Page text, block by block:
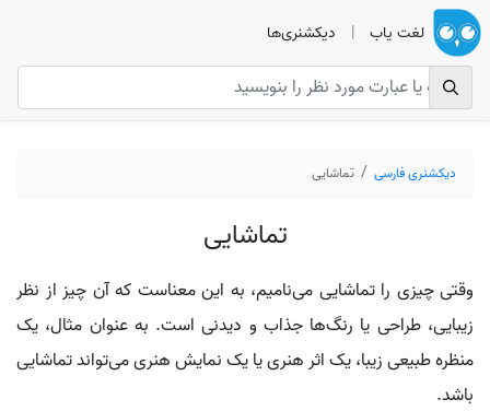
لغت یاب | دیکشنری‌ها
دیکشنری فارسی تماشایی
تماشایی
وقتی چیزی را تماشایی می‌نامیم، به این معناست که آن چیز از نظر
زیبایی، طراحی یا رنگ‌ها جذاب و دیدنی است. به عنوان مثال، یک
منظره طبیعی زیبا، یک اثر هنری یا یک نمایش هنری می‌تواند تماشایی
باشد.